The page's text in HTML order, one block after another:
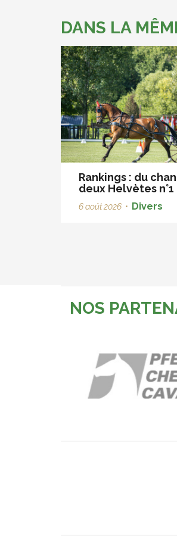
DANS LA
Rankings : du
deux Helvètes n°1
6 août 2026 • Divers
NOS